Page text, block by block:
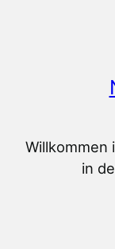
Willkommen
in